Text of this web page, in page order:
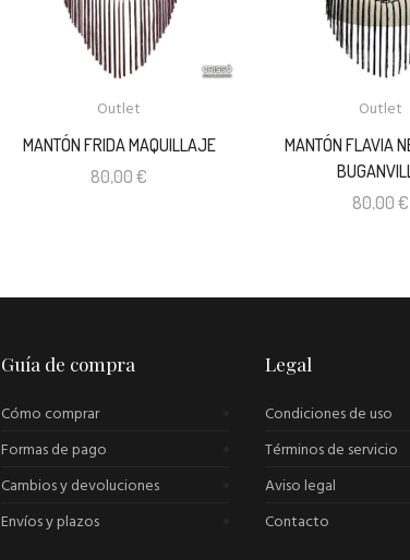
Outlet
MANTÓN FRIDA MAQUILLAJE
80,00 €
Outlet
MANTÓN FLAVIA
80,00 €
Guía de compra
Cómo comprar
Formas de pago
Cambios y devoluciones
Envíos y plazos
Legal
Condiciones de uso
Términos de servicio
Aviso legal
Contacto